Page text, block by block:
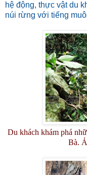
hệ động, thực vật du
núi rừng với tiếng
Du khách khám phá
Bà.